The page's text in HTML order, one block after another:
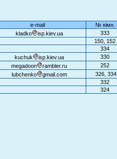
e-mail
№ кімн.
kladko isp.kiev.ua
333
150, 152
334
kuchuk isp.kiev.ua
330
megadoon rambler.ru
252
lubchenko gmail.com
326, 334
332
324